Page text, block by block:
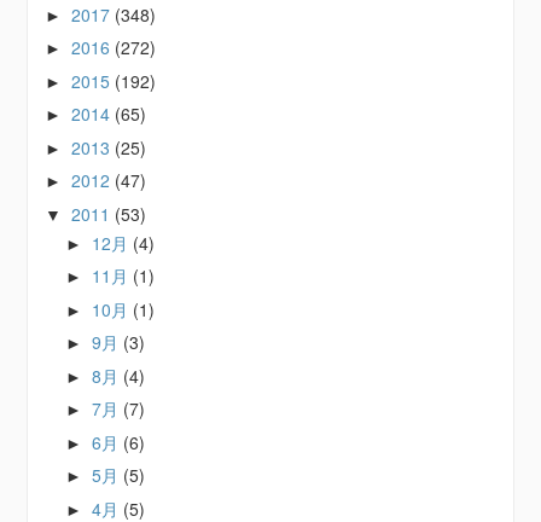
►2017 (348)
►2016 (272)
►2015 (192)
►2014 (65)
►2013 (25)
►2012 (47)
▼2011 (53)
► 12月 (4)
► 11月 (1)
► 10月 (1)
►9月 (3)
►8月 (4)
►7月 (7)
►6月 (6)
►5月 (5)
►4月 (5)